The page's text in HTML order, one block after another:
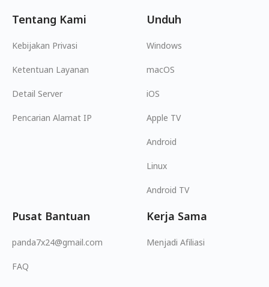
Tentang Kami
Kebijakan Privasi
Ketentuan Layanan
Detail Server
Pencarian Alamat IP
Unduh
Windows
macOS
iOS
Apple TV
Android
Linux
Android TV
Pusat Bantuan
panda7x24@gmail.com
FAQ
Kerja Sama
Menjadi Afiliasi